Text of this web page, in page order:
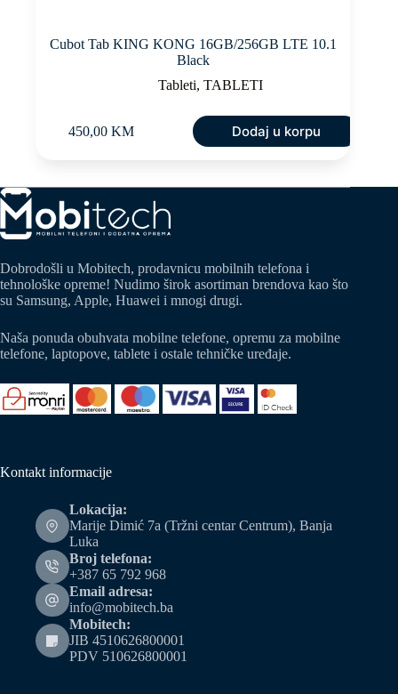
Cubot Tab KING KONG 16GB/256GB LTE 10.1
Black
Tableti,TABLETI
450,00 KM Dodaj u korpu
Dobrodošli u Mobitech, prodavnicu mobilnih telefona i
tehnološke opreme! Nudimo širok asortiman brendova kao što
su Samsung, Apple, Huawei i mnogi drugi.
Naša ponuda obuhvata mobilne telefone, opremu za mobilne
telefone, laptopove, tablete i ostale tehničke uređaje.
Kontakt informacije
Lokacija:
Marije Dimić 7a (Tržni centar Centrum), Banja
Luka
Broj telefona:
+387 65 792 968
Email adresa:
info@mobitech.ba
Mobitech:
JIB 4510626800001
PDV 510626800001